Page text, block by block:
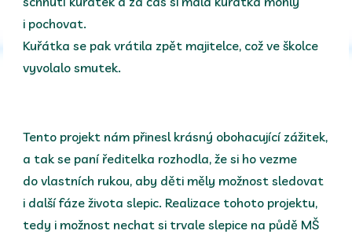
i pochovat.
Kuřátka se pak vrátila zpět majitelce, což ve školce
vyvolalo smutek.
Tento projekt nám přinesl krásný obohacující zážitek,
a tak se paní ředitelka rozhodla, že si ho vezme
do vlastních rukou, aby děti měly možnost sledovat
i další fáze života slepic. Realizace tohoto projektu,
tedy i možnost nechat si trvale slepice na půdě MŠ